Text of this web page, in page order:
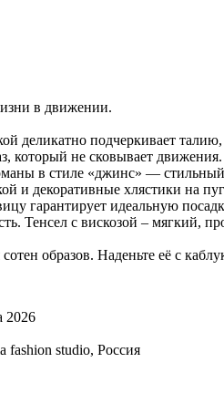
в движении.
деликатно подчеркивает
который не сковывает движения.
в стиле «джинс» —
и декоративные хлястики на
гарантирует идеальную
Тенсел с вискозой – мягкий,
образов. Наденьте её с
2026
fashion studio, Россия